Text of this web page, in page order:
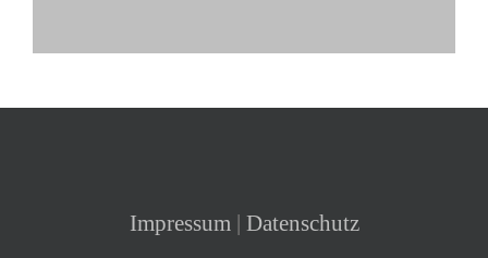
Impressum| Datenschutz